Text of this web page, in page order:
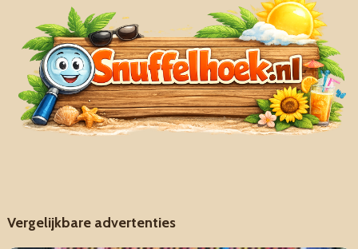
Vergelijkbare advertenties